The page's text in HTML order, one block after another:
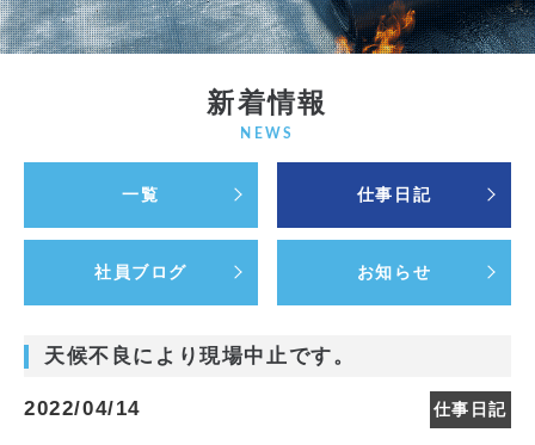
新着情報
NEWS
一覧 仕事日記
社員ブログ お知らせ
天候不良により現場中止です。
2022/04/14 仕事日記